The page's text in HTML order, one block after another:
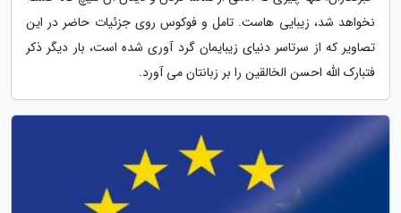
نخواهد شد، زیبایی هاست. تامل و فوکوس روی جزئیات حاضر در این
تصاویر که از سرتاسر دنیای زیبایمان گرد آوری شده است، بار دیگر ذکر
فتبارک الله احسن الخالقین را بر زبانتان می آورد.